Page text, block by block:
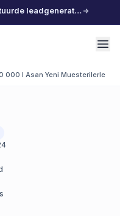
Introductie van LeadOcean: AI-gestuurde leadgeneratie, samengestelde data, moeiteloos schalen
000 I Asan Yeni Muesterilerle